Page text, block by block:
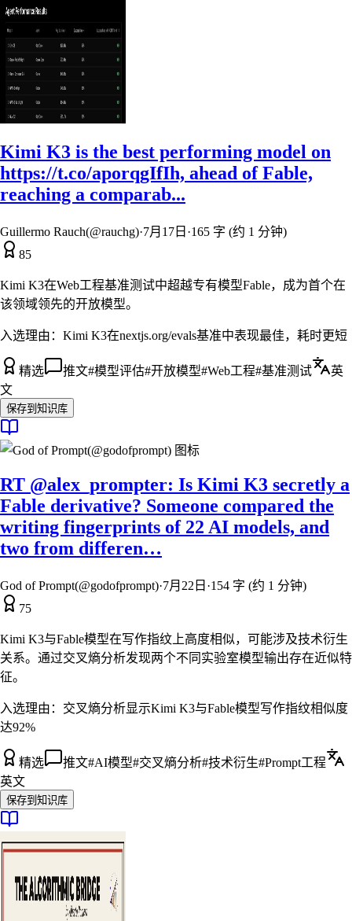
Kimi K3 is the best performing model on
https://t.co/aporqgIfIh, ahead of Fable,
reaching a comparab...
Guillermo Rauch(@rauchg)·7月17日 ·165 字 (约 1 分钟)
85
Kimi K3在Web工程基准测试中超越专有模型Fable，成为首个在
该领域领先的开放模型。
入选理由： Kimi K3在nextjs.org/evals基准中表现最佳，耗时更短
精选 推文#模型评估#开放模型#Web工程#基准测试
英
文
保存到知识库
RT @alex_prompter: Is Kimi K3 secretly a
Fable derivative? Someone compared the
writing fingerprints of 22 AI models, and
two from differen…
God of Prompt(@godofprompt)·7月22日 ·154 字 (约 1 分钟)
75
Kimi K3与Fable模型在写作指纹上高度相似，可能涉及技术衍生
关系。通过交叉熵分析发现两个不同实验室模型输出存在近似特
征。
入选理由： 交叉熵分析显示Kimi K3与Fable模型写作指纹相似度
达92%
精选 推文#AI模型#交叉熵分析#技术衍生#Prompt工程
英文
保存到知识库